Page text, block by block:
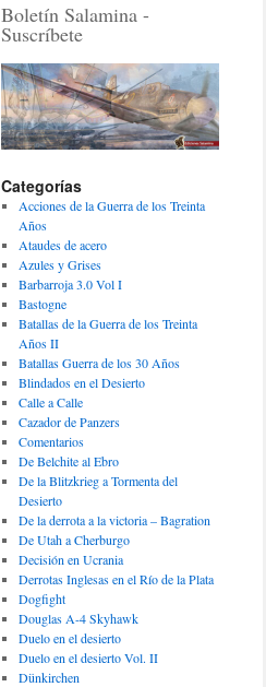
Boletín Salamina -
Suscríbete
Categorías
Acciones de la Guerra de los Treinta
Años
Ataudes de acero
Azules y Grises
Barbarroja 3.0 Vol I
Bastogne
Batallas de la Guerra de los Treinta
Años II
Batallas Guerra de los 30 Años
Blindados en el Desierto
Calle a Calle
Cazador de Panzers
Comentarios
De Belchite al Ebro
De la Blitzkrieg a Tormenta del
Desierto
De la derrota a la victoria – Bagration
De Utah a Cherburgo
Decisión en Ucrania
Derrotas Inglesas en el Río de la Plata
Dogfight
Douglas A-4 Skyhawk
Duelo en el desierto
Duelo en el desierto Vol. II
Dünkirchen